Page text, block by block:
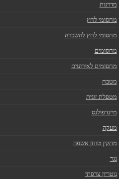
מדרגות
מחסומי לחץ
מחסומי לחץ להשכרה
מחסומים
מחסומים לאירועים
מטבח
מטפלת זוגית
מיינדפולנס
מעקה
מתקין טוחן אשפה
נגר
נוטריון צרפתי